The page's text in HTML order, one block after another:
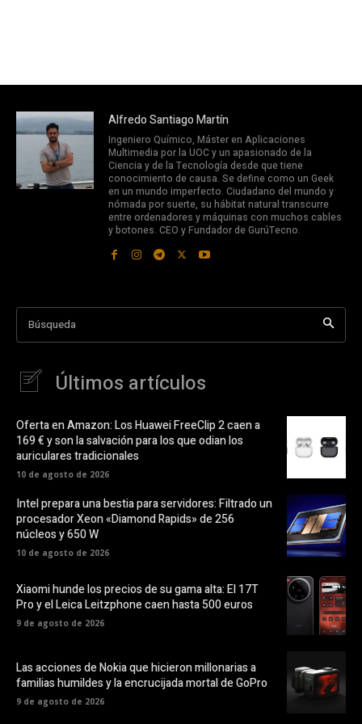
Alfredo Santiago Martín
Ingeniero Químico, Máster en Aplicaciones
Multimedia por la UOC y un apasionado de la
Ciencia y de la Tecnología desde que tiene
conocimiento de causa. Se define como un Geek
en un mundo imperfecto. Ciudadano del mundo y
nómada por suerte, su hábitat natural transcurre
entre ordenadores y máquinas con muchos cables
y botones. CEO y Fundador de GurúTecno.
Búsqueda
Últimos artículos
Oferta en Amazon: Los Huawei FreeClip 2 caen a
169 € y son la salvación para los que odian los
auriculares tradicionales
10 de agosto de 2026
Intel prepara una bestia para servidores: Filtrado un
procesador Xeon «Diamond Rapids» de 256
núcleos y 650 W
10 de agosto de 2026
Xiaomi hunde los precios de su gama alta: El 17T
Pro y el Leica Leitzphone caen hasta 500 euros
9 de agosto de 2026
Las acciones de Nokia que hicieron millonarias a
familias humildes y la encrucijada mortal de GoPro
9 de agosto de 2026